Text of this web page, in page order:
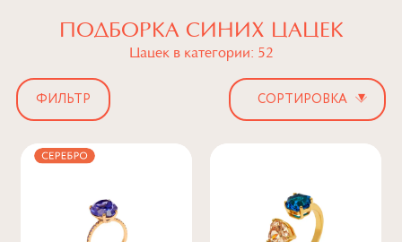
ПОДБОРКА СИНИХ ЦАЦЕК
Цацек в категории: 52
ФИЛЬТР ▾